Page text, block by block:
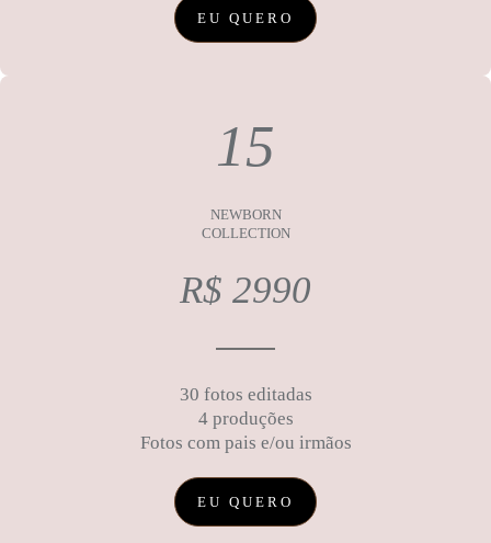
EU QUERO
15
NEWBORN
COLLECTION
R$ 2990
30 fotos editadas
4 produções
Fotos com pais e/ou irmãos
EU QUERO